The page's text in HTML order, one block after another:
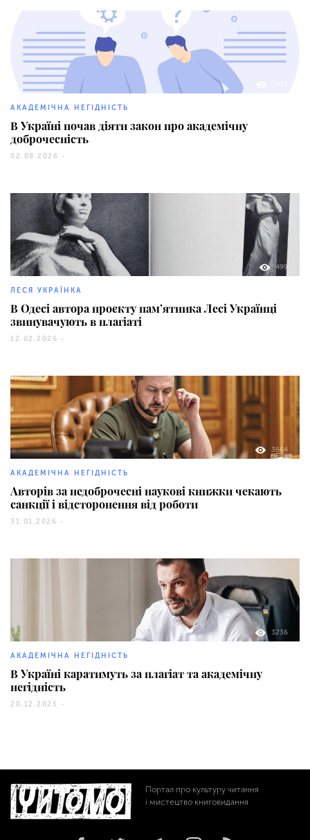
АКАДЕМІЧНА НЕГІДНІСТЬ
В Україні почав діяти закон про академічну
доброчесність
02.08.2026 -
499
ЛЕСЯ УКРАЇНКА
В Одесі автора проєкту пам’ятника Лесі Українці
звинувачують в плагіаті
12.02.2026 -
3664
АКАДЕМІЧНА НЕГІДНІСТЬ
Авторів за недоброчесні наукові книжки чекають
санкції і відсторонення від роботи
31.01.2026 -
3236
АКАДЕМІЧНА НЕГІДНІСТЬ
В Україні каратимуть за плагіат та академічну
негідність
20.12.2025 -
Портал про культуру читання
і мистецтво книговидання